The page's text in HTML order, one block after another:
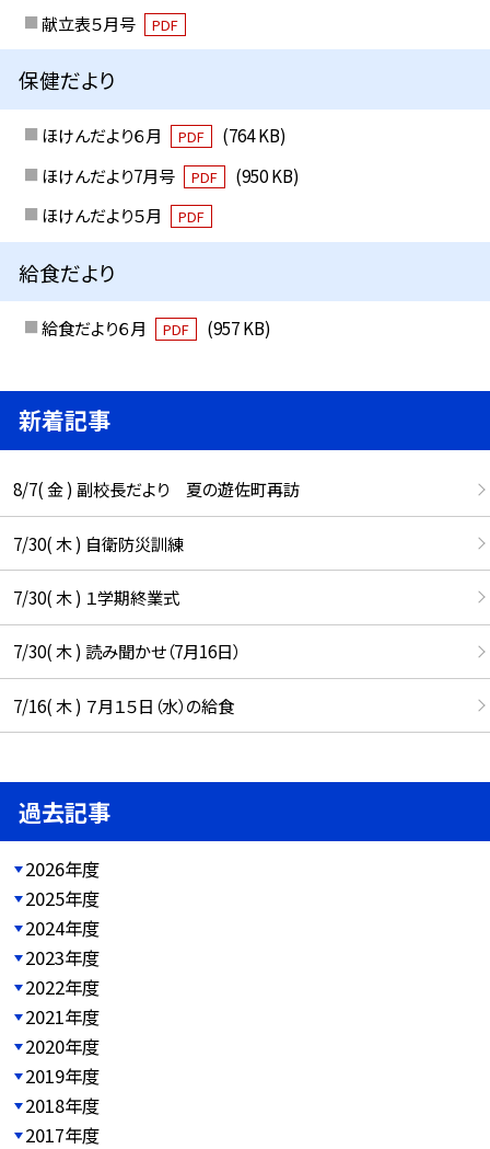
献立表５月号
PDF
保健だより
ほけんだより６月 PDF
(764 KB)
ほけんだより7月号
PDF
(950 KB)
ほけんだより５月
PDF
給食だより
給食だより６月 PDF (957 KB)
新着記事
8/7( 金 ) 副校長だより 夏の遊佐町再訪
7/30( 木 ) 自衛防災訓練
7/30( 木 ) １学期終業式
7/30( 木 ) 読み聞かせ（7月16日）
7/16( 木 ) ７月１５日（水）の給食
過去記事
2026年度
2025年度
2024年度
2023年度
2022年度
2021年度
2020年度
2019年度
2018年度
2017年度